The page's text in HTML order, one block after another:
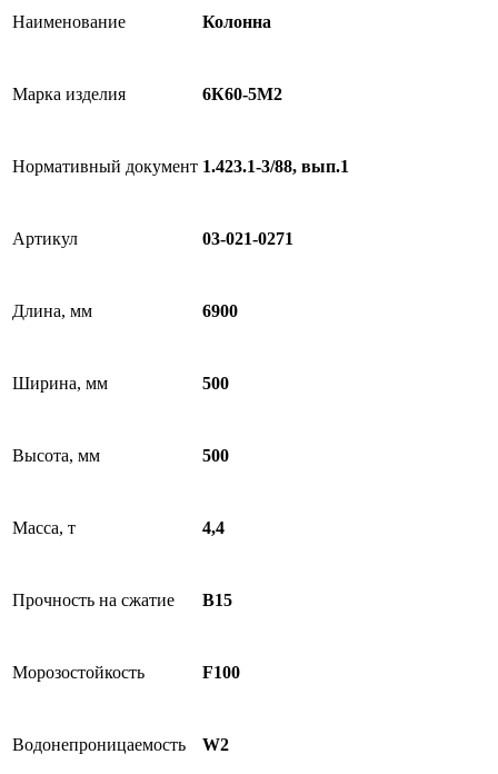
Наименование Колонна
Марка изделия 6К60-5М2
Нормативный документ 1.423.1-3/88, вып.1
Артикул 03-021-0271
Длина, мм 6900
Ширина, мм 500
Высота, мм 500
Масса, т 4,4
Прочность на сжатие B15
Морозостойкость F100
Водонепроницаемость W2